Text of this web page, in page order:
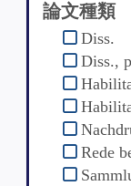
論文種類
Diss.
Diss.,
Rede